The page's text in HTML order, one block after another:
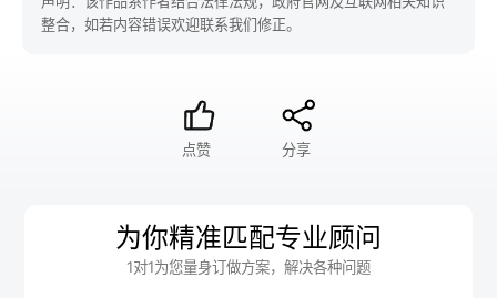
整合，如若内容错误欢迎联系我们修正。
点赞 分享
为你精准匹配专业顾问
1对1为您量身订做方案，解决各种问题